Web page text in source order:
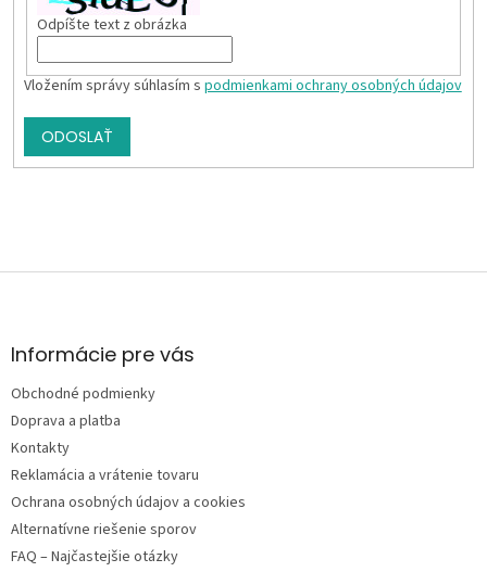
Odpíšte text z obrázka
Vložením správy súhlasím s podmienkami ochrany osobných údajov
ODOSLAŤ
Z
ä
e
Informácie pre vás
Obchodné podmienky
Doprava a platba
Kontakty
Reklamácia a vrátenie tovaru
Ochrana osobných údajov a cookies
Alternatívne riešenie sporov
FAQ – Najčastejšie otázky